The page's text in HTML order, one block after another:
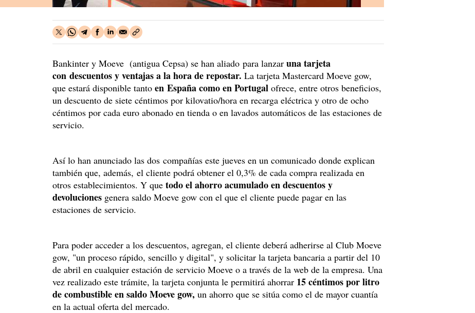
Bankinter y Moeve (antigua Cepsa) se han aliado para lanzar una tarjeta
con descuentos y ventajas a la hora de repostar. La tarjeta Mastercard Moeve gow,
que estará disponible tanto en España como en Portugal ofrece, entre otros beneficios,
un descuento de siete céntimos por kilovatio/hora en recarga eléctrica y otro de ocho
céntimos por cada euro abonado en tienda o en lavados automáticos de las estaciones de
servicio.
Así lo han anunciado las dos compañías este jueves en un comunicado donde explican
también que, además, el cliente podrá obtener el 0,3% de cada compra realizada en
otros establecimientos. Y que todo el ahorro acumulado en descuentos y
devoluciones genera saldo Moeve gow con el que el cliente puede pagar en las
estaciones de servicio.
Para poder acceder a los descuentos, agregan, el cliente deberá adherirse al Club Moeve
gow, "un proceso rápido, sencillo y digital", y solicitar la tarjeta bancaria a partir del 10
de abril en cualquier estación de servicio Moeve o a través de la web de la empresa. Una
vez realizado este trámite, la tarjeta conjunta le permitirá ahorrar 15 céntimos por litro
de combustible en saldo Moeve gow, un ahorro que se sitúa como el de mayor cuantía
en la actual oferta del mercado.